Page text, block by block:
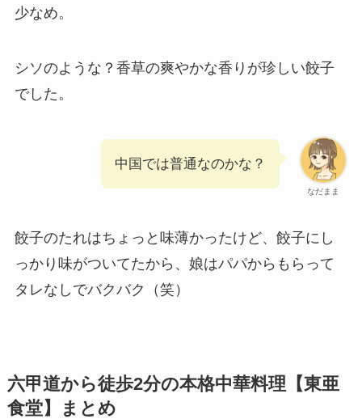
少なめ。
シソのような？香草の爽やかな香りが珍しい餃子
でした。
なだまま
中国では普通なのかな？
餃子のたれはちょっと味薄かったけど、餃子にし
っかり味がついてたから、娘はパパからもらって
タレなしでバクバク（笑）
六甲道から徒歩2分の本格中華料理【東亜
食堂】まとめ